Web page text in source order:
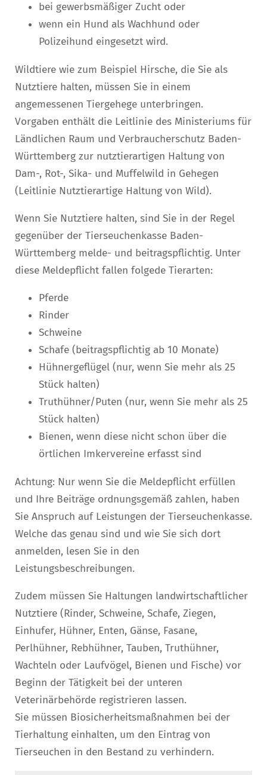
bei gewerbsmäßiger Zucht oder
wenn ein Hund als Wachhund oder
Polizeihund eingesetzt wird.
Wildtiere wie zum Beispiel Hirsche, die Sie als
Nutztiere halten, müssen Sie in einem
angemessenen Tiergehege unterbringen.
Vorgaben enthält die Leitlinie des Ministeriums für
Ländlichen Raum und Verbraucherschutz Baden-
Württemberg zur nutztierartigen Haltung von
Dam-, Rot-, Sika- und Muffelwild in Gehegen
(Leitlinie Nutztierartige Haltung von Wild).
Wenn Sie Nutztiere halten, sind Sie in der Regel
gegenüber der Tierseuchenkasse Baden-
Württemberg melde- und beitragspflichtig. Unter
diese Meldepflicht fallen folgede Tierarten:
Pferde
Rinder
Schweine
Schafe (beitragspflichtig ab 10 Monate)
Hühnergeflügel (nur, wenn Sie mehr als 25
Stück halten)
Truthühner/Puten (nur, wenn Sie mehr als 25
Stück halten)
Bienen, wenn diese nicht schon über die
örtlichen Imkervereine erfasst sind
Achtung: Nur wenn Sie die Meldepflicht erfüllen
und Ihre Beiträge ordnungsgemäß zahlen, haben
Sie Anspruch auf Leistungen der Tierseuchenkasse.
Welche das genau sind und wie Sie sich dort
anmelden, lesen Sie in den
Leistungsbeschreibungen.
Zudem müssen Sie Haltungen landwirtschaftlicher
Nutztiere (Rinder, Schweine, Schafe, Ziegen,
Einhufer, Hühner, Enten, Gänse, Fasane,
Perlhühner, Rebhühner, Tauben, Truthühner,
Wachteln oder Laufvögel, Bienen und Fische) vor
Beginn der Tätigkeit bei der unteren
Veterinärbehörde registrieren lassen.
Sie müssen Biosicherheitsmaßnahmen bei der
Tierhaltung einhalten, um den Eintrag von
Tierseuchen in den Bestand zu verhindern.